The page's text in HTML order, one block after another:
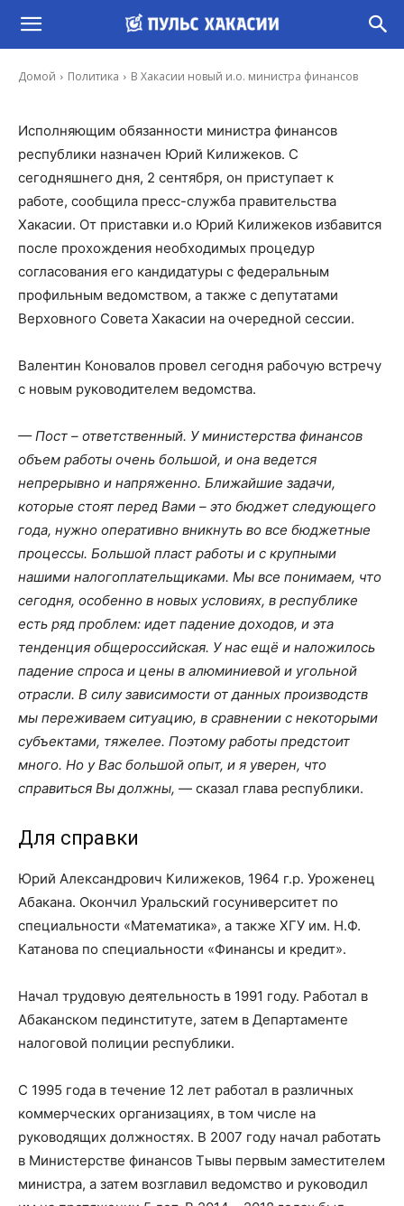
Домой Политика В Хакасии новый и.о. министра финансов
В Хакасии новый и.о. министра финансов
Исполняющим обязанности министра финансов
республики назначен Юрий Килижеков. С
сегодняшнего дня, 2 сентября, он приступает к
работе, сообщила пресс-служба правительства
Хакасии. От приставки и.о Юрий Килижеков избавится
после прохождения необходимых процедур
согласования его кандидатуры с федеральным
профильным ведомством, а также с депутатами
Верховного Совета Хакасии на очередной сессии.
Валентин Коновалов провел сегодня рабочую встречу
с новым руководителем ведомства.
— Пост – ответственный. У министерства финансов
объем работы очень большой, и она ведется
непрерывно и напряженно. Ближайшие задачи,
которые стоят перед Вами – это бюджет следующего
года, нужно оперативно вникнуть во все бюджетные
процессы. Большой пласт работы и с крупными
нашими налогоплательщиками. Мы все понимаем, что
сегодня, особенно в новых условиях, в республике
есть ряд проблем: идет падение доходов, и эта
тенденция общероссийская. У нас ещё и наложилось
падение спроса и цены в алюминиевой и угольной
отрасли. В силу зависимости от данных производств
мы переживаем ситуацию, в сравнении с некоторыми
субъектами, тяжелее. Поэтому работы предстоит
много. Но у Вас большой опыт, и я уверен, что
справиться Вы должны, — сказал глава республики.
Для справки
Юрий Александрович Килижеков, 1964 г.р. Уроженец
Абакана. Окончил Уральский госуниверситет по
специальности «Математика», а также ХГУ им. Н.Ф.
Катанова по специальности «Финансы и кредит».
Начал трудовую деятельность в 1991 году. Работал в
Абаканском пединституте, затем в Департаменте
налоговой полиции республики.
С 1995 года в течение 12 лет работал в различных
коммерческих организациях, в том числе на
руководящих должностях. В 2007 году начал работать
в Министерстве финансов Тывы первым заместителем
министра, а затем возглавил ведомство и руководил